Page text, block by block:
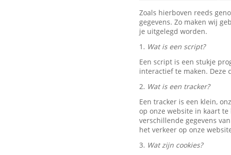
Zoals hierboven reeds
gegevens. Zo maken wij
je uitgelegd worden.
1. Wat is een script?
Een script is een stukje
interactief te maken. Deze
2. Wat is een tracker?
Een tracker is een klein,
op onze website in kaart
verschillende gegevens
het verkeer op onze
3. Wat zijn cookies?